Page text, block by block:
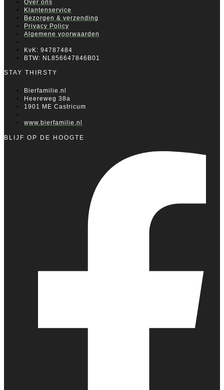
Over ons
Klantenservice
Bezorgen & verzending
Privacy Policy
Algemene voorwaarden
KvK: 94787484
BTW: NL856647846B01
STAY THIRSTY
Bierfamilie.nl
Heereweg 38a
1901 ME Castricum
www.bierfamilie.nl
BLIJF OP DE HOOGTE